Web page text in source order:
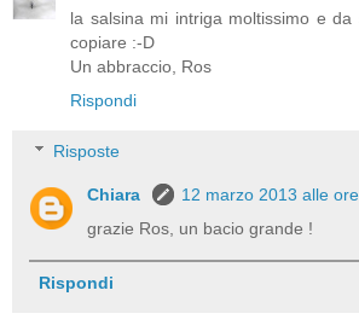
la salsina mi intriga moltissimo e
copiare :-D
Un abbraccio, Ros
Rispondi
Risposte
Chiara
12 marzo 2013 alle
grazie Ros, un bacio grande !
Rispondi